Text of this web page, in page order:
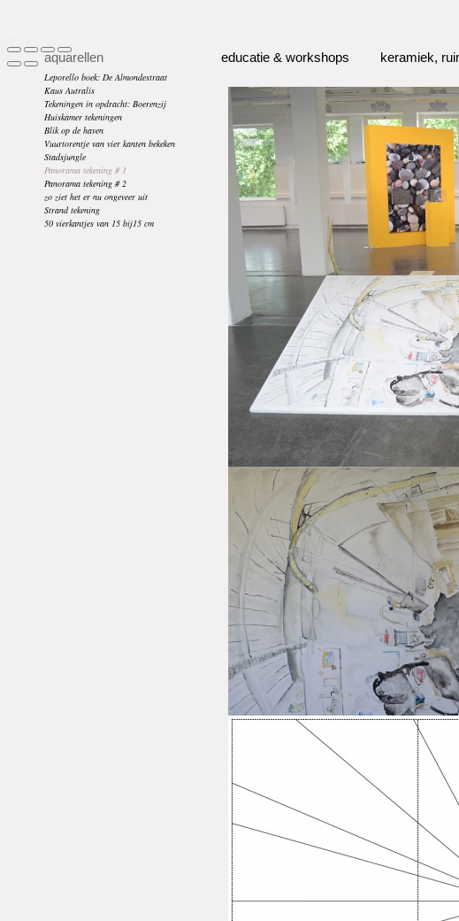
aquarellen
Leporello boek: De Almondestraat
Kaus Autralis
Tekeningen in opdracht: Boerenzij
Huiskamer tekeningen
Blik op de haven
Vuurtorentje van vier kanten bekeken
Stadsjungle
Panorama tekening # 1
Panorama tekening # 2
zo ziet het er nu ongeveer uit
Strand tekening
50 vierkantjes van 15 bij15 cm
educatie & workshops keramiek,